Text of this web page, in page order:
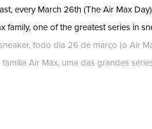
every March 26th (The Air Max
family, one of the greatest series in
todo dia 26 de março (o Air
Air Max, uma das grandes